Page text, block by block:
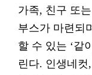
가족, 친구 또
부스가 마련되
할 수 있는 ‘같
린다. 인생네